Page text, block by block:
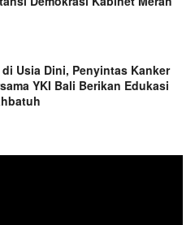
Usia Dini, Penyintas Kanker
YKI Bali Berikan Edukasi